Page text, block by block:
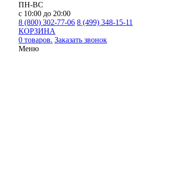
ПН-ВС
с 10:00 до 20:00
8 (800) 302-77-06 8 (499) 348-15-11
КОРЗИНА
0 товаров. Заказать звонок
Меню